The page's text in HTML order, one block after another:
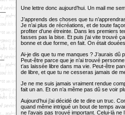
Une lettre donc aujourd’hui. Un mail me
J’apprends des choses que tu
Je n’ai plus de récréations, et de toute
profiter d’une étreinte. Dans les premiers
fasses pas la bise. Et puis j’ai vite trouvé
bonne et due forme, en fait. On était
Ai-je dis que tu me manques ? J’aurais
Peut-être parce que je n’ai trouvé
t’as laissée libre dans ma vie. Peut-être
de libre, et que tu ne cesseras jamais de
Je ne me suis jamais vraiment rendue
fait un an. Et on n’a même pas dû se voir
Aujourd’hui j’ai décidé de te dire un truc.
quand même intrigué un bout de temps
ne l’avais pas trouvé important. Celui-là ne